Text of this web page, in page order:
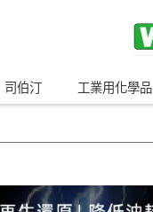
伯汀 工業用化學品